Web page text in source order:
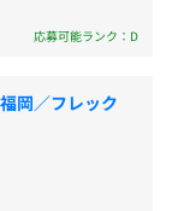
応募可能ランク：D